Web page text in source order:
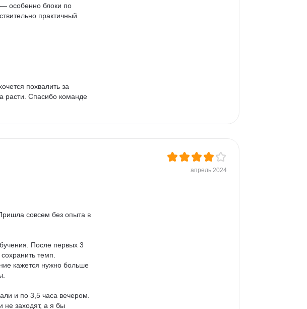
особенно блоки по
практичный
похвалить за
расти. Спасибо команде
апрель 2024
совсем без опыта в
После первых 3
темп.
кажется нужно больше
и по 3,5 часа вечером.
не заходят, а я бы